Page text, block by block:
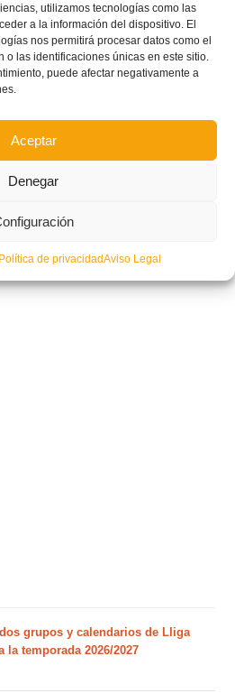
utilizamos tecnologías como las
a la información del dispositivo. El
nos permitirá procesar datos como el
o las identificaciones únicas en este sitio.
puede afectar negativamente a
Aceptar
Denegar
de privacidadAviso Legal
grupos y calendarios de Lliga
la temporada 2026/2027